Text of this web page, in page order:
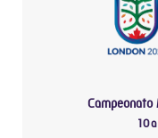
Campeonato
10